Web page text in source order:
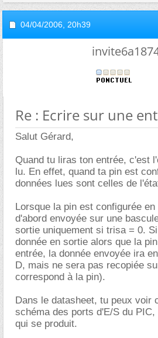
04/04/2006, 20h39
Re : Ecrire sur une
Salut Gérard,
Quand tu liras ton entrée, c'est
lu. En effet, quand ta pin est
données lues sont celles de
Lorsque la pin est configurée
d'abord envoyée sur une
sortie uniquement si trisa = 0.
donnée en sortie alors que la
entrée, la donnée envoyée ira
D, mais ne sera pas recopiée
correspond à la pin).
Dans le datasheet, tu peux voir
schéma des ports d'E/S du
qui se produit.